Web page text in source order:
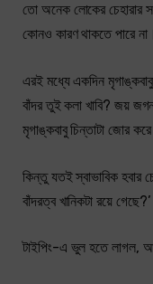
তো অনেক লোকের চেহারার
কোনও কারণ থাকতে পারে না।
এরই মধ্যে একদিন
বাঁদর তুই কলা খাবি? জয়
মৃগাঙ্কবাবু চিন্তাটা জোর
কিন্তু যতই স্বাভাবিক হবার
বাঁদরত্ব খানিকটা রয়ে গেছে?’
টাইপিং-এ ভুল হতে লাগল,